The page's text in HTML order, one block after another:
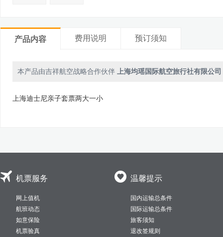
产品内容 费用说明 预订须知
本产品由吉祥航空战略合作伙伴 上海均瑶国际航空旅行社有限公司
上海迪士尼亲子套票两大一小
 机票服务
网上值机
航班动态
如意保险
机票验真
 温馨提示
国内运输总条件
国际运输总条件
旅客须知
退改签规则